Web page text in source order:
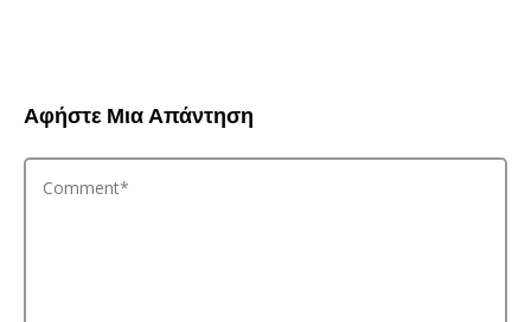
Αφήστε Μια Απάντηση